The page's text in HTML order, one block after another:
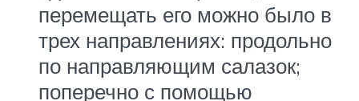
перемещать его можно было в
трех направлениях: продольно
по направляющим салазок;
поперечно с помощью